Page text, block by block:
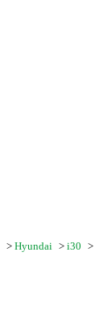
> Hyundai > i30 >